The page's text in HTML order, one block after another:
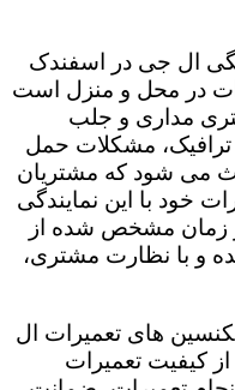
ال جی در اسفندک
در محل و منزل است
مداری و جلب
مشکلات حمل
می شود که مشتریان
خود با این نمایندگی
زمان مشخص شده از
و با نظارت مشتری،
های تعمیرات ال
کیفیت تعمیرات